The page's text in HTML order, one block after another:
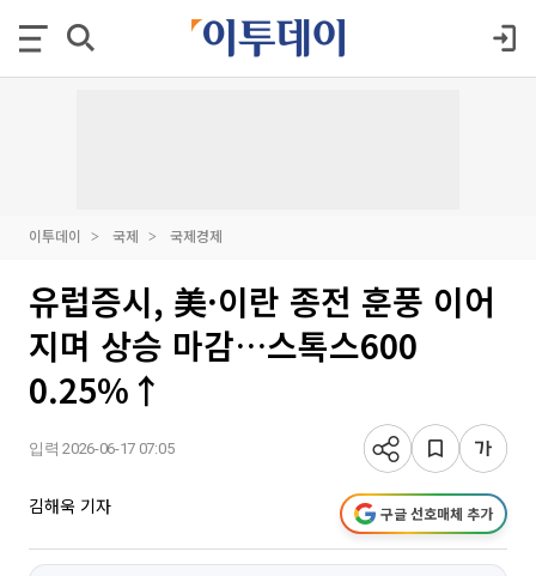
이투데이 국제 국제경제
유럽증시, 美·이란 종전 훈풍 이어
지며 상승 마감…스톡스600
0.25%↑
입력 2026-06-17 07:05
김해욱 기자 구글 선호매체 추가